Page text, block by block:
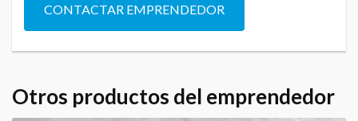
CONTACTAR EMPRENDEDOR
Otros productos del emprendedor